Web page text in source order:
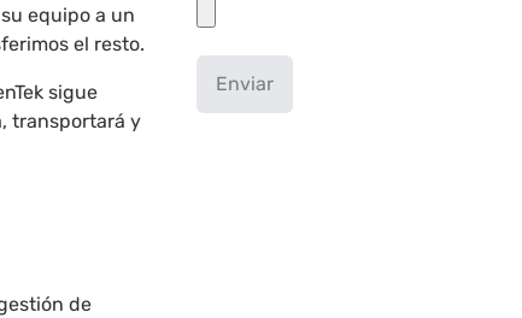
equipo a un
el resto.
sigue
transportará y
de
Enviar